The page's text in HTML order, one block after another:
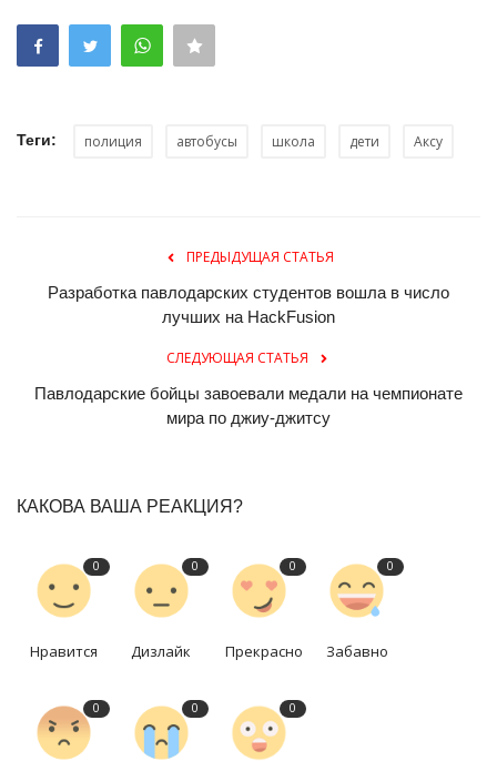
Теги: полиция автобусы школа дети Аксу
ПРЕДЫДУЩАЯ СТАТЬЯ
Разработка павлодарских студентов вошла в число
лучших на HackFusion
СЛЕДУЮЩАЯ СТАТЬЯ
Павлодарские бойцы завоевали медали на чемпионате
мира по джиу-джитсу
КАКОВА ВАША РЕАКЦИЯ?
0
Нравится
0
Дизлайк
0
Прекрасно
0
Забавно
0 0 0